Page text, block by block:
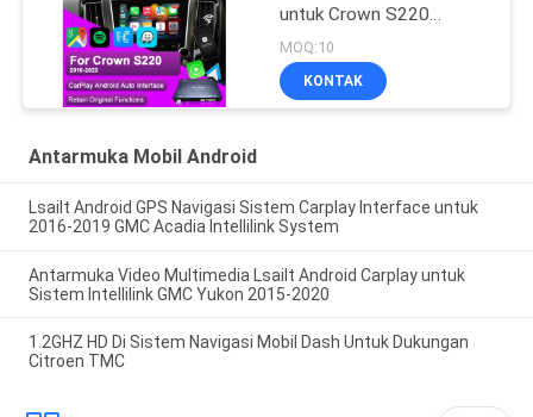
untuk Crown S220
GSW224 2018-2022
Integrasi Pencerminan
Ponsel, Kamera Mundur
MOQ:10
KONTAK
Antarmuka Mobil Android
Lsailt Android GPS Navigasi Sistem Carplay Interface untuk
2016-2019 GMC Acadia Intellilink System
Antarmuka Video Multimedia Lsailt Android Carplay untuk
Sistem Intellilink GMC Yukon 2015-2020
1.2GHZ HD Di Sistem Navigasi Mobil Dash Untuk Dukungan
Citroen TMC